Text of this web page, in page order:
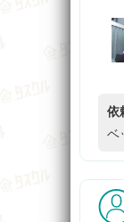
依
ベ